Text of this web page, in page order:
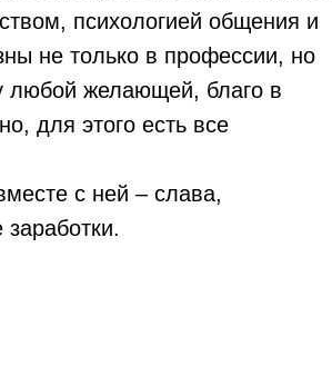
психологией общения и
не только в профессии, но
любой желающей, благо в
для этого есть все
с ней – слава,